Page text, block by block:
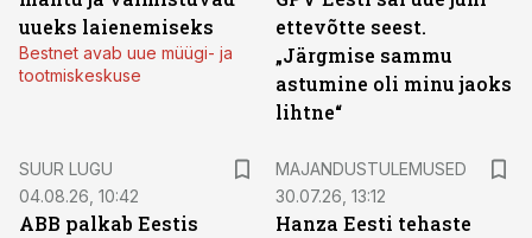
uueks laienemiseks
Bestnet avab uue müügi- ja
tootmiskeskuse
ettevõtte seest.
„Järgmise sammu
astumine oli minu jaoks
lihtne“
SUUR LUGU
04.08.26, 10:42
ABB palkab Eestis
MAJANDUSTULEMUSED
30.07.26, 13:12
Hanza Eesti tehaste